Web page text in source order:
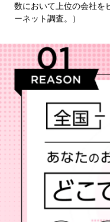
数において上位の会社を
ーネット調査。）